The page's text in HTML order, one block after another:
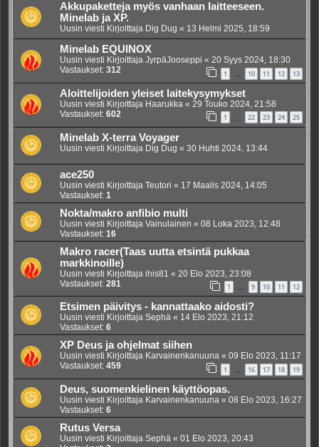
Akkupaketteja myös vanhaan laitteeseen.
Minelab ja XP.
Uusin viesti Kirjoittaja Dig Dug « 13 Helmi 2025, 18:59
Minelab EQUINOX
Uusin viesti Kirjoittaja JyrpäJooseppi « 20 Syys 2024, 18:30
Vastaukset: 312 1 10 11 12 13
Aloittelijoiden yleiset laitekysymykset
Uusin viesti Kirjoittaja Haarukka « 29 Touko 2024, 21:58
Vastaukset: 602 1 22 23 24 25
Minelab X-terra Voyager
Uusin viesti Kirjoittaja Dig Dug « 30 Huhti 2024, 13:44
ace250
Uusin viesti Kirjoittaja Teutori « 17 Maalis 2024, 14:05
Vastaukset: 1
Nokta/makro anfibio multi
Uusin viesti Kirjoittaja Vainulainen « 08 Loka 2023, 12:48
Vastaukset: 16
Makro racer(Taas uutta etsintä pukkaa
markkinoille)
Uusin viesti Kirjoittaja ihis81 « 20 Elo 2023, 23:08
Vastaukset: 281 1 … 9 10 11 12
Etsimen päivitys - kannattaako aidosti?
Uusin viesti Kirjoittaja Sephä « 14 Elo 2023, 21:12
Vastaukset: 6
XP Deus ja ohjelmat siihen
Uusin viesti Kirjoittaja Karvainenkanuuna « 09 Elo 2023, 11:17
Vastaukset: 459 1 … 16 17 18 19
Deus, suomenkielinen käyttöopas.
Uusin viesti Kirjoittaja Karvainenkanuuna « 08 Elo 2023, 16:27
Vastaukset: 6
Rutus Versa
Uusin viesti Kirjoittaja Sephä « 01 Elo 2023, 20:43